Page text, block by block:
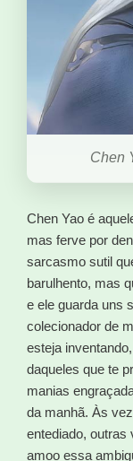
Chen
Chen Yao é
mas ferve por
sarcasmo sutil
barulhento, mas
e ele guarda uns
colecionador de
esteja
daqueles que te
manias
da manhã. Às
entediado,
amoo essa